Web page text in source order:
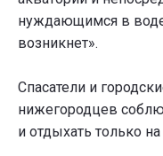
нуждающимся в
возникнет».
Спасатели и
нижегородцев
и отдыхать только